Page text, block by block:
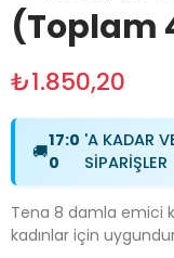
(Toplam
₺1.850,20
🚚
17:0
0
'A KADAR
SİPARİŞLER
Tena 8 damla emici
kadınlar için